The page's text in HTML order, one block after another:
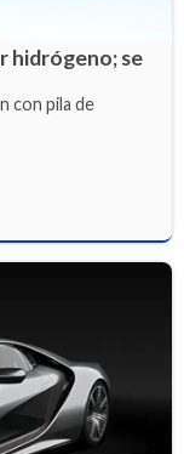
hidrógeno; se
con pila de